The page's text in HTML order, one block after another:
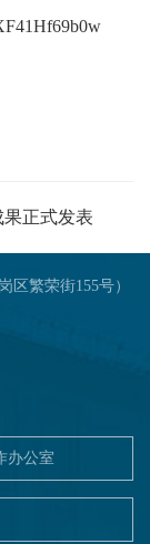
正式发表
区繁荣街155号）
办公室